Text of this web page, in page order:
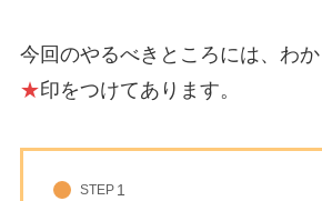
今回のやるべきところには、わ
★印をつけてあります。
STEP